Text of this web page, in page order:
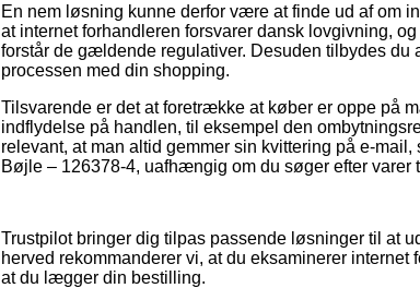
En nem løsning kunne derfor være at finde ud af om
at internet forhandleren forsvarer dansk lovgivning,
forstår de gældende regulativer. Desuden tilbydes du
processen med din shopping.
Tilsvarende er det at foretrække at køber er oppe på
indflydelse på handlen, til eksempel den
relevant, at man altid gemmer sin kvittering på e-
Bøjle – 126378-4, uafhængig om du søger efter varer
Trustpilot bringer dig tilpas passende løsninger til at
herved rekommanderer vi, at du eksaminerer
at du lægger din bestilling.